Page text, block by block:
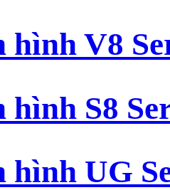
hình V8
hình S8
hình UG